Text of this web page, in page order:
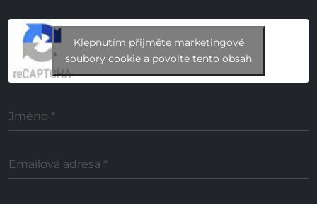
Klepnutím přijměte marketingové
soubory cookie a povolte tento obsah
Jméno *
Emailová adresa *